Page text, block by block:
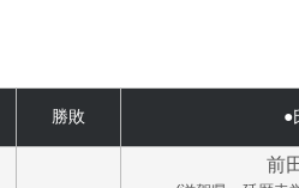
勝敗 ●
前